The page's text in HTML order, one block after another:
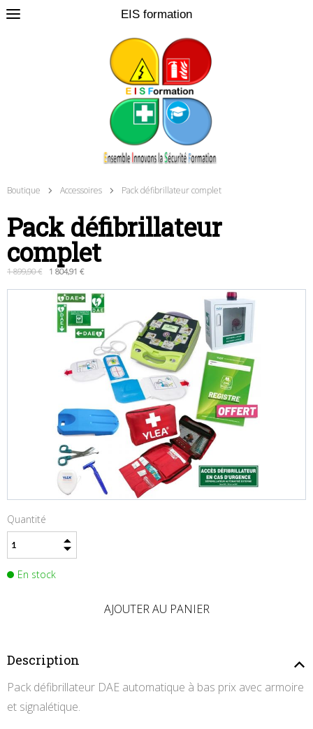
EIS formation
Boutique Accessoires Pack défibrillateur complet
Pack défibrillateur
complet
1 899,90 € 1 804,91 €
Quantité
En stock
Description
Pack défibrillateur DAE automatique à bas prix avec armoire
et signalétique.